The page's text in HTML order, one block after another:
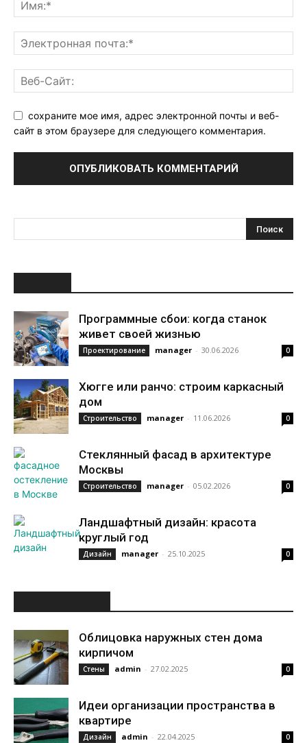
сохраните мое имя, адрес электронной почты и веб-
сайт в этом браузере для следующего комментария.
Программные сбои: когда станок
живет своей жизнью
Проектирование manager - 30.06.2026 0
Хюгге или ранчо: строим каркасный
дом
Строительство manager - 11.06.2026 0
Стеклянный фасад в архитектуре
Москвы
Строительство manager - 05.02.2026 0
Ландшафтный дизайн: красота
круглый год
Дизайн manager - 25.10.2025 0
Облицовка наружных стен дома
кирпичом
Стены admin - 27.02.2025 0
Идеи организации пространства в
квартире
Дизайн admin - 22.04.2025 0